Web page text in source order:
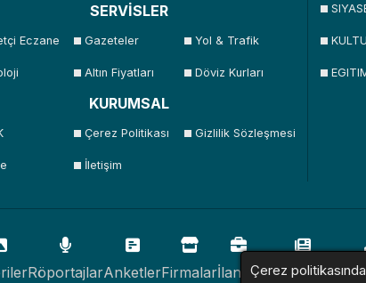
SERVİSLER
Eczane Gazeteler Yol & Trafik
Altın Fiyatları Döviz Kurları
KURUMSAL
Çerez Politikası Gizlilik Sözleşmesi
İletişim
RöportajlarAnketlerFirmalarİlanlarResmi İlanlar
Çerez